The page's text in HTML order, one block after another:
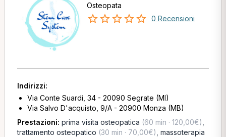
Osteopata
0 Recensioni
Indirizzi:
Via Conte Suardi, 34 - 20090 Segrate (MI)
Via Salvo D'acquisto, 9/A - 20900 Monza (MB)
Prestazioni: prima visita osteopatica (60 min · 120,00€)
trattamento osteopatico (30 min · 70,00€) massoterapia